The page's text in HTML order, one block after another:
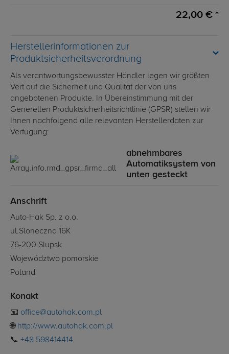
22,00 € *
Herstellerinformationen zur
Produktsicherheitsverordnung
Als verantwortungsbewusster Händler legen wir größten
Vert auf die Sicherheit und Qualität der von uns
angebotenen Produkte. In Übereinstimmung mit der
Generellen Produktsicherheitsrichtlinie (GPSR) stellen wir
Ihnen nachfolgend alle relevanten Herstellerdaten zur
Verfügung:
abnehmbares
Automatiksystem von
unten gesteckt
Anschrift
Auto-Hak Sp. z o.o.
ul.Sloneczna 16K
76-200 Slupsk
Województwo pomorskie
Poland
Konakt
📧 office@autohak.com.pl
🌐 http://www.autohak.com.pl
📞 +48 598414414